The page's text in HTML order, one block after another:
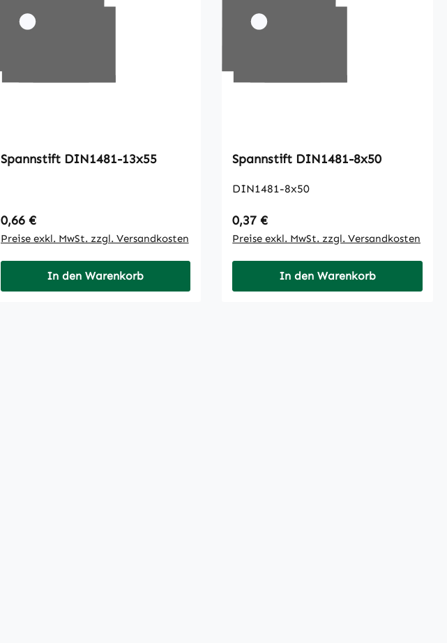
Spannstift DIN1481-13x55
Regulärer Preis:
0,66 €
Preise exkl. MwSt. zzgl. Versandkosten
In den Warenkorb
Spannstift DIN1481-8x50
DIN1481-8x50
Regulärer Preis:
0,37 €
Preise exkl. MwSt. zzgl. Versandkosten
In den Warenkorb